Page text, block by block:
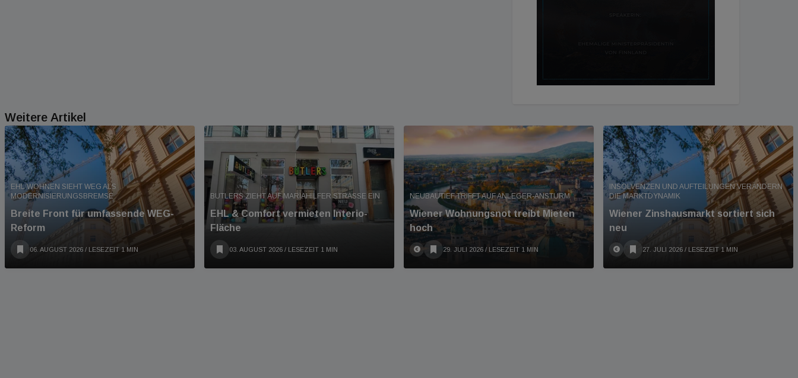
Weitere Artikel
EHL WOHNEN SIEHT WEG ALS
MODERNISIERUNGSBREMSE
Breite Front für umfassende WEG-
Reform
06. AUGUST 2026 / LESEZEIT 1 MIN
BUTLERS ZIEHT AUF MARIAHILFER STRASSE EIN
EHL & Comfort vermieten Interio-
Fläche
03. AUGUST 2026 / LESEZEIT 1 MIN
NEUBAUTIEF TRIFFT AUF ANLEGER-ANSTURM
Wiener Wohnungsnot treibt Mieten
hoch
29. JULI 2026 / LESEZEIT 1 MIN
INSOLVENZEN UND AUFTEILUNGEN VERÄNDERN
DIE MARKTDYNAMIK
Wiener Zinshausmarkt sortiert sich
neu
27. JULI 2026 / LESEZEIT 1 MIN